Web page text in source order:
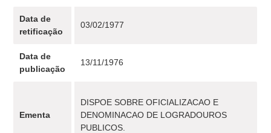
Data de
retificação
03/02/1977
Data de
publicação
13/11/1976
Ementa
DISPOE SOBRE OFICIALIZACAO E
DENOMINACAO DE LOGRADOUROS
PUBLICOS.